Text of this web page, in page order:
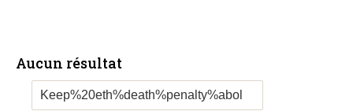
Aucun résultat